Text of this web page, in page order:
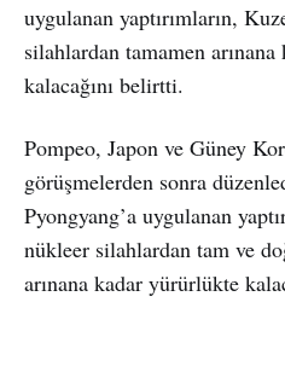
uygulanan yaptırımların,
silahlardan tamamen
kalacağını belirtti.
Pompeo, Japon ve Güney
görüşmelerden sonra
Pyongyang’a uygulanan
nükleer silahlardan tam ve
arınana kadar yürürlükte